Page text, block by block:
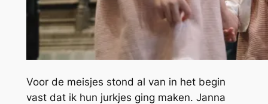
Voor de meisjes stond al van in het begin
vast dat ik hun jurkjes ging maken. Janna